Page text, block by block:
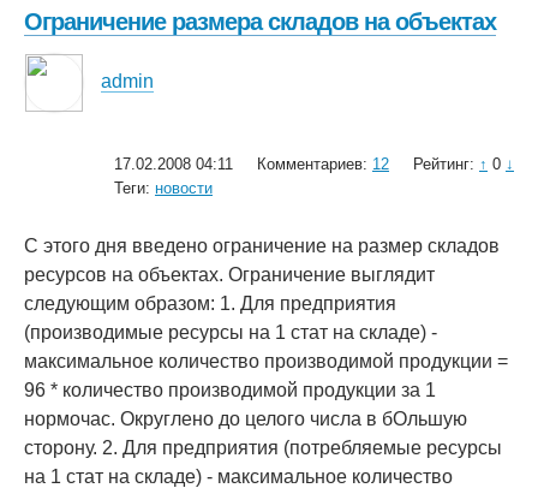
Ограничение размера складов на объектах
admin
17.02.2008 04:11 Комментариев: 12 Рейтинг: ↑ 0 ↓
Теги: новости
С этого дня введено ограничение на размер складов
ресурсов на объектах. Ограничение выглядит
следующим образом: 1. Для предприятия
(производимые ресурсы на 1 стат на складе) -
максимальное количество производимой продукции =
96 * количество производимой продукции за 1
нормочас. Округлено до целого числа в бОльшую
сторону. 2. Для предприятия (потребляемые ресурсы
на 1 стат на складе) - максимальное количество